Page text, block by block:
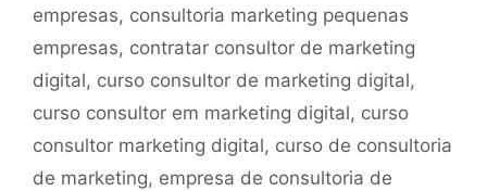
empresas, consultoria marketing pequenas
empresas, contratar consultor de marketing
digital, curso consultor de marketing digital,
curso consultor em marketing digital, curso
consultor marketing digital, curso de consultoria
de marketing, empresa de consultoria de